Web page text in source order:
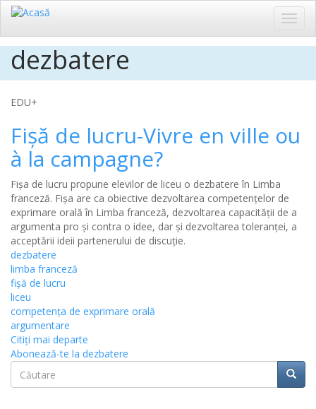
Sari
conținutul
dezbatere
EDU+
Fișă de lucru-Vivre en ville ou
à la campagne?
Fișa de lucru propune elevilor de liceu o dezbatere în Limba
franceză. Fișa are ca obiective dezvoltarea competențelor de
exprimare orală în Limba franceză, dezvoltarea capacității de a
argumenta pro și contra o idee, dar și dezvoltarea toleranței, a
acceptării ideii partenerului de discuție.
dezbatere
limba franceză
fișă de lucru
liceu
competența de exprimare orală
argumentare
Citiţi mai departe
Abonează-te la dezbatere
Căutare
Căutare